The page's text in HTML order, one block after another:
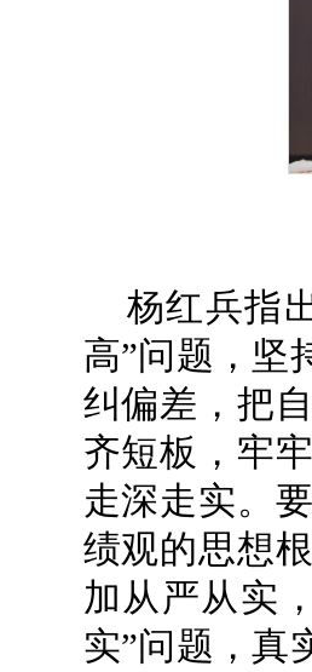
杨红兵指
高”问题，坚
纠偏差，把
齐短板，牢
走深走实。
绩观的思想
加从严从实
实”问题，真